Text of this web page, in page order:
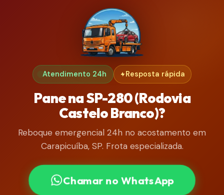
Atendimento 24h Resposta rápida
Pane na SP-280 (Rodovia
Castelo Branco)?
Reboque emergencial 24h no acostamento em
Carapicuíba, SP. Frota especializada.
Chamar no WhatsApp